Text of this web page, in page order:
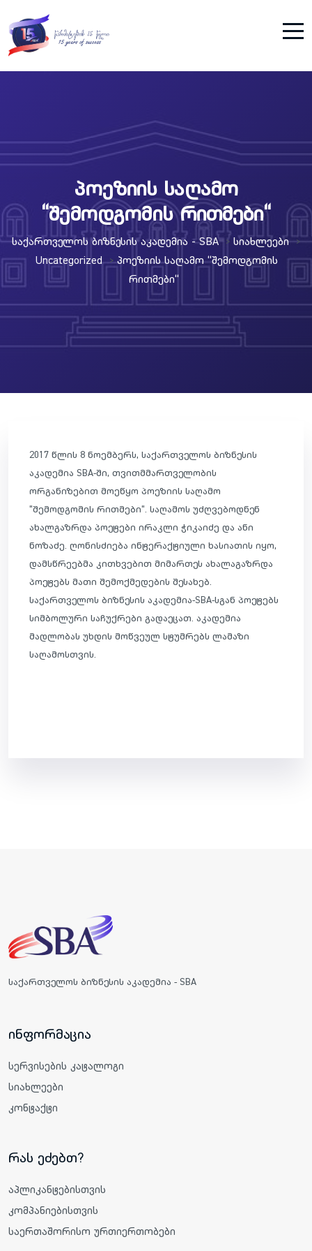
პოეზიის საღამო
“შემოდგომის რითმები“
Საქართველოს Ბიზნესის Აკადემია - SBA > Სიახლეები >
Uncategorized >Პოეზიის Საღამო “შემოდგომის
Რითმები“
2017 წლის 8 ნოემბერს, საქართველოს ბიზნესის
აკადემია SBA-ში, თვითმმართველობის
ორგანიზებით მოეწყო პოეზიის საღამო
“შემოდგომის რითმები“. საღამოს უძღვებოდნენ
ახალგაზრდა პოეტები ირაკლი ჭიკაიძე და ანი
ნოზაძე. ღონისძიება ინტერაქტიული ხასიათის იყო,
დამსწრეებმა კითხვებით მიმართეს ახალაგაზრდა
პოეტებს მათი შემოქმედების შესახებ.
საქართველოს ბიზნესის აკადემია-SBA-სგან პოეტებს
სიმბოლური საჩუქრები გადაეცათ. აკადემია
მადლობას უხდის მოწვეულ სტუმრებს ლამაზი
საღამოსთვის.
საქართველოს ბიზნესის აკადემია - SBA
ინფორმაცია
სერვისების კატალოგი
სიახლეები
კონტაქტი
რას ეძებთ?
აპლიკანტებისთვის
კომპანიებისთვის
საერთაშორისო ურთიერთობები